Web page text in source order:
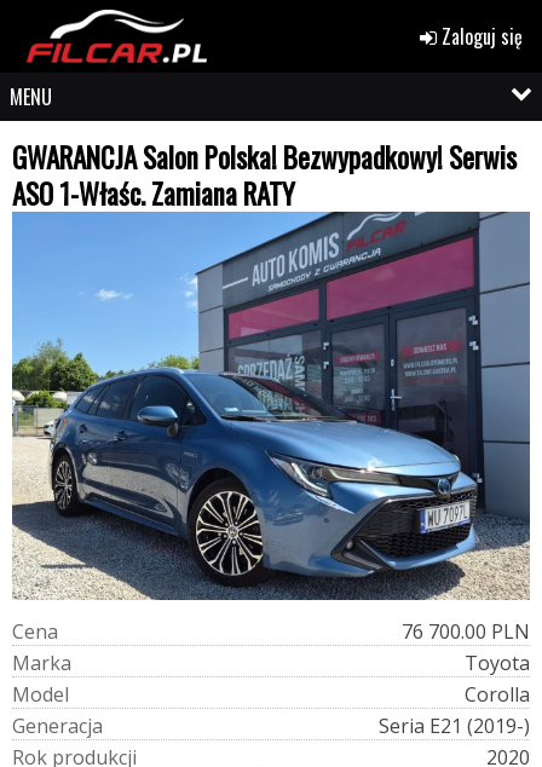
Zaloguj się
MENU
GWARANCJA Salon Polska! Bezwypadkowy! Serwis
ASO 1-Właśc. Zamiana RATY
Cena
76 700.00 PLN
Marka
Toyota
Model
Corolla
Generacja
Seria E21 (2019-)
Rok produkcji
2020